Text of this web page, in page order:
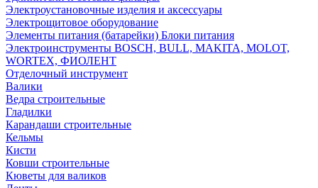
Электроустановочные изделия и аксессуары
Электрощитовое оборудование
Элементы питания (батарейки) Блоки питания
Электроинструменты BOSCH, BULL, MAKITA, MOLOT,
WORTEX, ФИОЛЕНТ
Отделочный инструмент
Валики
Ведра строительные
Гладилки
Карандаши строительные
Кельмы
Кисти
Ковши строительные
Кюветы для валиков